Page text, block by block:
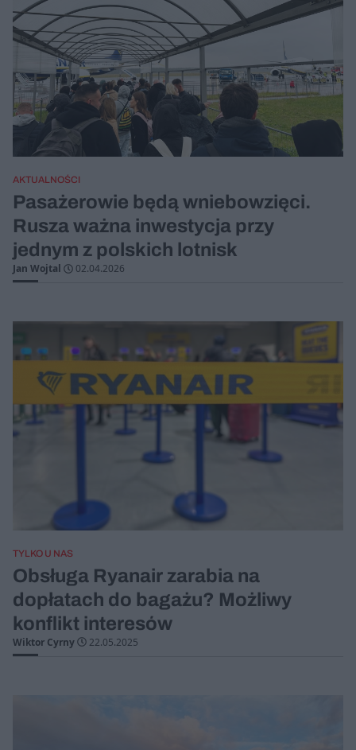
AKTUALNOŚCI
Pasażerowie będą wniebowzięci.
Rusza ważna inwestycja przy
jednym z polskich lotnisk
Jan Wojtal 02.04.2026
TYLKO U NAS
Obsługa Ryanair zarabia na
dopłatach do bagażu? Możliwy
konflikt interesów
Wiktor Cyrny 22.05.2025